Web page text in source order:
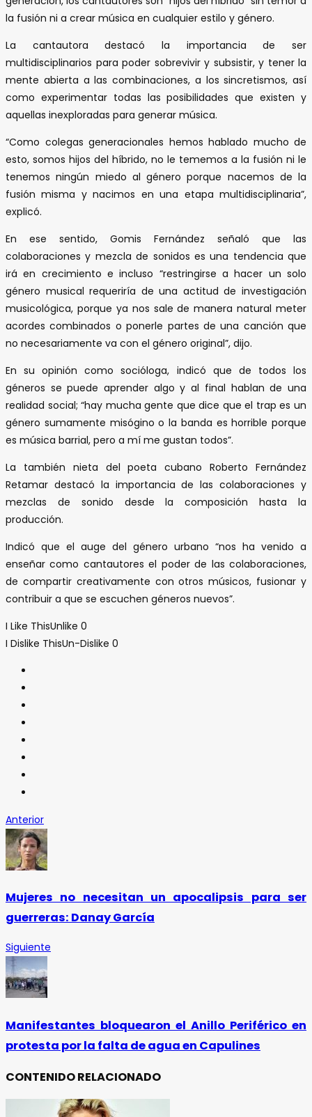
la fusión ni a crear música en cualquier estilo y género.
La cantautora destacó la importancia de ser
multidisciplinarios para poder sobrevivir y subsistir, y tener la
mente abierta a las combinaciones, a los sincretismos, así
como experimentar todas las posibilidades que existen y
aquellas inexploradas para generar música.
“Como colegas generacionales hemos hablado mucho de
esto, somos hijos del híbrido, no le tememos a la fusión ni le
tenemos ningún miedo al género porque nacemos de la
fusión misma y nacimos en una etapa multidisciplinaria”,
explicó.
En ese sentido, Gomis Fernández señaló que las
colaboraciones y mezcla de sonidos es una tendencia que
irá en crecimiento e incluso “restringirse a hacer un solo
género musical requeriría de una actitud de investigación
musicológica, porque ya nos sale de manera natural meter
acordes combinados o ponerle partes de una canción que
no necesariamente va con el género original”, dijo.
En su opinión como socióloga, indicó que de todos los
géneros se puede aprender algo y al final hablan de una
realidad social; “hay mucha gente que dice que el trap es un
género sumamente misógino o la banda es horrible porque
es música barrial, pero a mí me gustan todos”.
La también nieta del poeta cubano Roberto Fernández
Retamar destacó la importancia de las colaboraciones y
mezclas de sonido desde la composición hasta la
producción.
Indicó que el auge del género urbano “nos ha venido a
enseñar como cantautores el poder de las colaboraciones,
de compartir creativamente con otros músicos, fusionar y
contribuir a que se escuchen géneros nuevos”.
I Like ThisUnlike 0
I Dislike ThisUn-Dislike 0
Anterior
Mujeres no necesitan un apocalipsis para ser
guerreras: Danay García
Siguiente
Manifestantes bloquearon el Anillo Periférico en
protesta por la falta de agua en Capulines
CONTENIDO RELACIONADO